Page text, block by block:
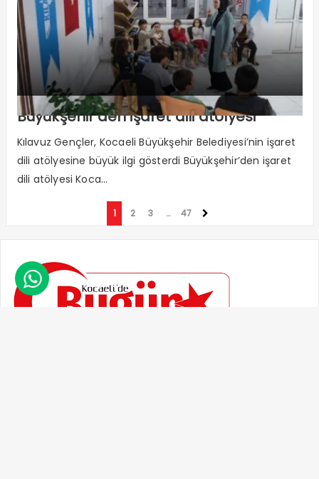
Büyükşehir’den işaret dili atölyesi
Kılavuz Gençler, Kocaeli Büyükşehir Belediyesi’nin işaret
dili atölyesine büyük ilgi gösterdi Büyükşehir’den işaret
dili atölyesi Koca...
1 2 3 … 47
